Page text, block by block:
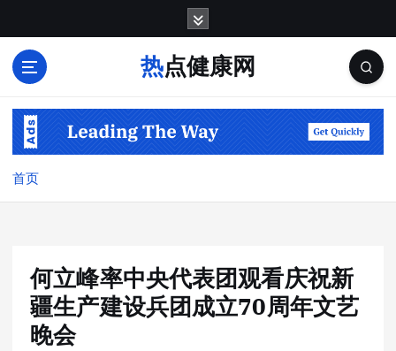
热点健康网
首页
何立峰率中央代表团观看庆祝新
疆生产建设兵团成立70周年文艺
晚会